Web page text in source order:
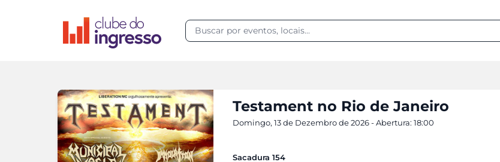
Testament no Rio de Janeiro
Domingo, 13 de Dezembro de 2026 - Abertura: 18:00
Sacadura 154